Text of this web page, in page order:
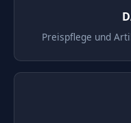
Preispflege und